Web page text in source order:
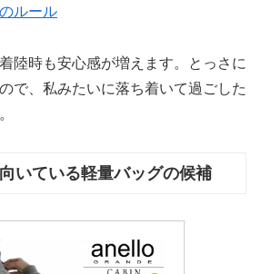
ルール
陸時も安心感が増えます。とっさに
で、私みたいに落ち着いて過ごした
いている軽量バッグの候補